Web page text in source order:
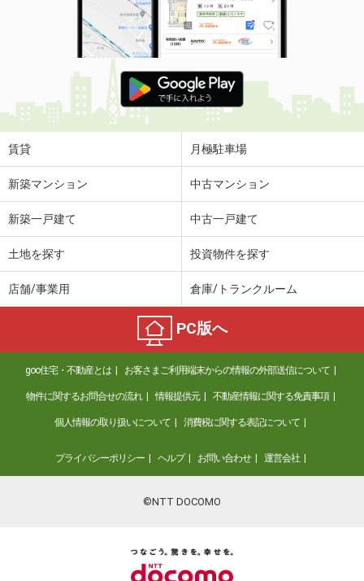
賃貸 月極駐車場
新築マンション 中古マンション
新築一戸建て 中古一戸建て
土地を探す 投資物件を探す
店舗/事業用 倉庫/トランクルーム
PC版へ
goo住宅・不動産とは お客さまご利用端末からの情報の外部送信について
物件に関するお問合せの流れ 情報提供元 不動産情報に関する免責事項
個人情報の取り扱いについて 消費税に関する表記について
プライバシーポリシー ヘルプ お問い合わせ 運営会社
©NTT DOCOMO